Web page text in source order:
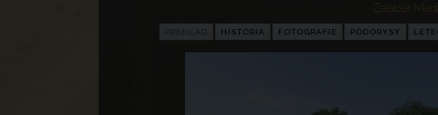
Zalabér
HISTÓRIA FOTOGRAFIE PÔDORYSY